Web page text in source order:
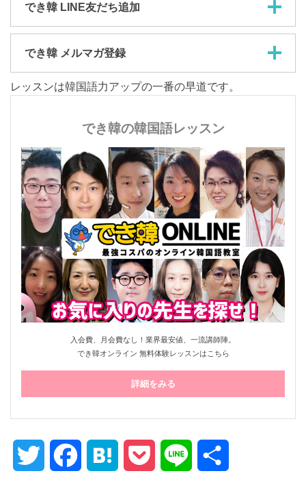
でき韓 LINE友だち追加
でき韓 メルマガ登録
レッスンは韓国語力アップの一番の早道です。
でき韓の韓国語レッスン
入会費、月会費なし！業界最安値、一流講師陣。
でき韓オンライン 無料体験レッスンはこちら
詳細をみる
Twitter FacebookHatena Pocket Line